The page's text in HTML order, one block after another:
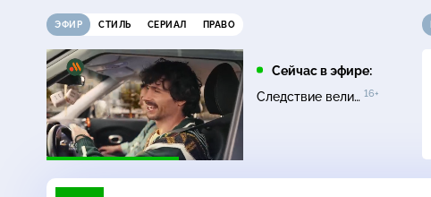
ЭФИР СТИЛЬ СЕРИАЛ ПРАВО
Сейчас в эфире:
Следствие вели… 16+
10:00
НашПотребНадзор
16+
11:00
Однажды…16+